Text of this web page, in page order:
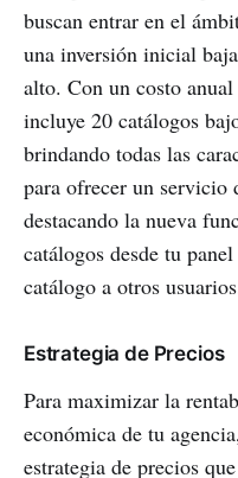
buscan entrar en el
una inversión inicial
alto. Con un costo
incluye 20 catálogos
brindando todas las
para ofrecer un servicio
destacando la nueva
catálogos desde tu
catálogo a otros
Estrategia de Precios
Para maximizar la
económica de tu
estrategia de precios